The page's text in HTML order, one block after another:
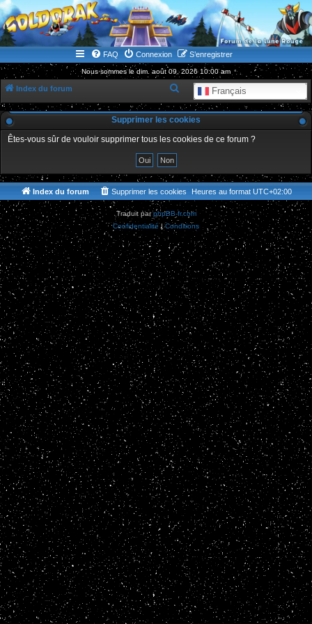
WWW.GOLDORAKGO.COM
le site de la Lune Rouge
FAQ Connexion S’enregistrer
Nous sommes le dim. août 09, 2026 10:00 am
Index du forum Français
e
c
h
h
e
r
Supprimer les cookies
Êtes-vous sûr de vouloir supprimer tous les cookies de ce forum ?
Index du forum Heures au format UTC+02:00
Supprimer les cookies
Traduit parphpBB-fr.com
Confidentialité|Conditions